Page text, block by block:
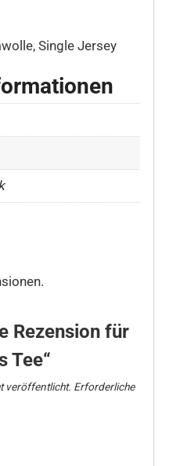
Single Jersey
Rezension für
Tee“
veröffentlicht. Erforderliche